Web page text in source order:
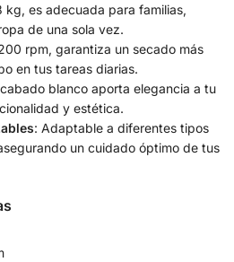
kg, es adecuada para familias,
de una sola vez.
rpm, garantiza un secado más
en tus tareas diarias.
blanco aporta elegancia a tu
y estética.
: Adaptable a diferentes tipos
un cuidado óptimo de tus